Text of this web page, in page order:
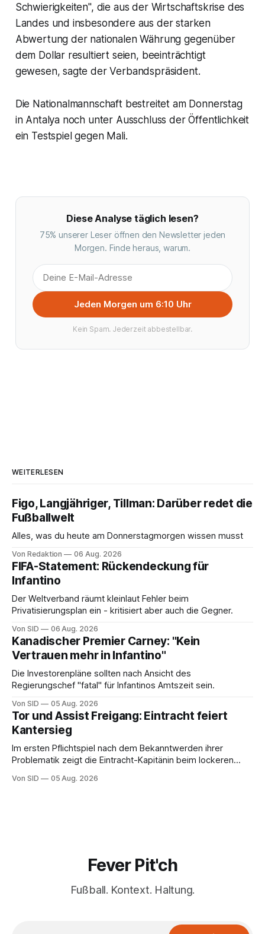
Schwierigkeiten", die aus der Wirtschaftskrise des
Landes und insbesondere aus der starken
Abwertung der nationalen Währung gegenüber
dem Dollar resultiert seien, beeinträchtigt
gewesen, sagte der Verbandspräsident.
Die Nationalmannschaft bestreitet am Donnerstag
in Antalya noch unter Ausschluss der Öffentlichkeit
ein Testspiel gegen Mali.
Diese Analyse täglich lesen?
75% unserer Leser öffnen den Newsletter jeden
Morgen. Finde heraus, warum.
Jeden Morgen um 6:10 Uhr
Kein Spam. Jederzeit abbestellbar.
WEITERLESEN
Figo, Langjähriger, Tillman: Darüber redet die
Fußballwelt
Alles, was du heute am Donnerstagmorgen wissen musst
Von Redaktion 06 Aug. 2026
FIFA-Statement: Rückendeckung für
Infantino
Der Weltverband räumt kleinlaut Fehler beim
Privatisierungsplan ein - kritisiert aber auch die Gegner.
Von SID 06 Aug. 2026
Kanadischer Premier Carney: "Kein
Vertrauen mehr in Infantino"
Die Investorenpläne sollten nach Ansicht des
Regierungschef "fatal" für Infantinos Amtszeit sein.
Von SID 05 Aug. 2026
Tor und Assist Freigang: Eintracht feiert
Kantersieg
Im ersten Pflichtspiel nach dem Bekanntwerden ihrer
Problematik zeigt die Eintracht-Kapitänin beim lockeren
Von SID 05 Aug. 2026
Fever Pit'ch
Fußball. Kontext. Haltung.